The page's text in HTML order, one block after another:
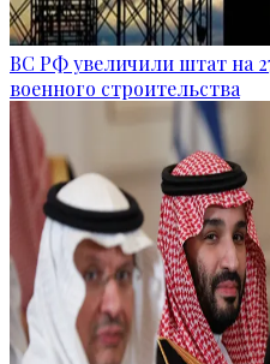
ВС РФ увеличили штат на
военного строительства